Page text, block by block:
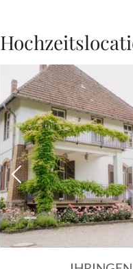
Vorheriges Bild